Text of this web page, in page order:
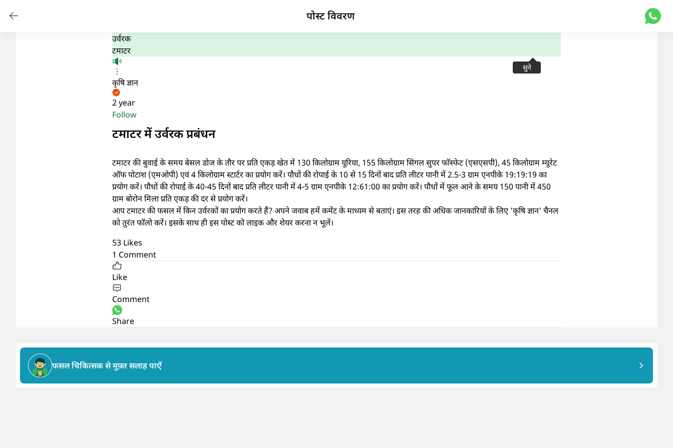
पोस्ट विवरण
सुने
उर्वरक
टमाटर
कृषि ज्ञान
2 year
Follow
टमाटर में उर्वरक प्रबंधन
टमाटर की बुवाई के समय बेसल डोज के तौर पर प्रति एकड़ खेत में 130 किलोग्राम यूरिया, 155 किलोग्राम सिंगल सुपर फॉस्फेट (एसएसपी), 45 किलोग्राम म्यूरेट
ऑफ पोटाश (एमओपी) एवं 4 किलोग्राम स्टार्टर का प्रयोग करें। पौधों की रोपाई के 10 से 15 दिनों बाद प्रति लीटर पानी में 2.5-3 ग्राम एनपीके 19:19:19 का
प्रयोग करें। पौधों की रोपाई के 40-45 दिनों बाद प्रति लीटर पानी में 4-5 ग्राम एनपीके 12:61:00 का प्रयोग करें। पौधों में फूल आने के समय 150 पानी में 450
ग्राम बोरोन मिला प्रति एकड़ की दर से प्रयोग करें।
आप टमाटर की फसल में किन उर्वरकों का प्रयोग करते हैं? अपने जवाब हमें कमेंट के माध्यम से बताएं। इस तरह की अधिक जानकारियों के लिए 'कृषि ज्ञान' चैनल
को तुरंत फॉलो करें। इसके साथ ही इस पोस्ट को लाइक और शेयर करना न भूलें।
53 Likes
1 Comment
Like
Comment
Share
फसल चिकित्सक से मुफ़्त सलाह पाएँ